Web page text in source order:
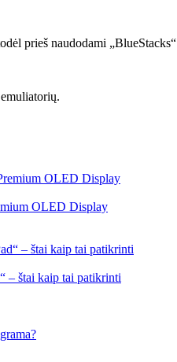
prieš naudodami
OLED Display
– štai kaip tai patikrinti